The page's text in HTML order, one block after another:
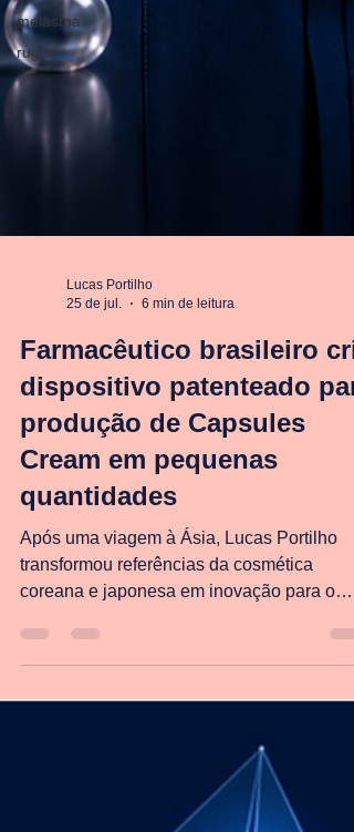
melasma
rugas
25 de jul.
6 min de leitura
Farmacêutico brasileiro
dispositivo patenteado
produção de Capsules
Cream em pequenas
quantidades
Após uma viagem à Ásia, Lucas Portilho
coreana e japonesa em inovação para o
mercado brasileiro e desenvolveu uma
especialista em cosmetologia Lucas
desenvolveu, projetou, patenteou e lançou
um dispositivo inédito que permite a
produção dos chamados Capsules Cream